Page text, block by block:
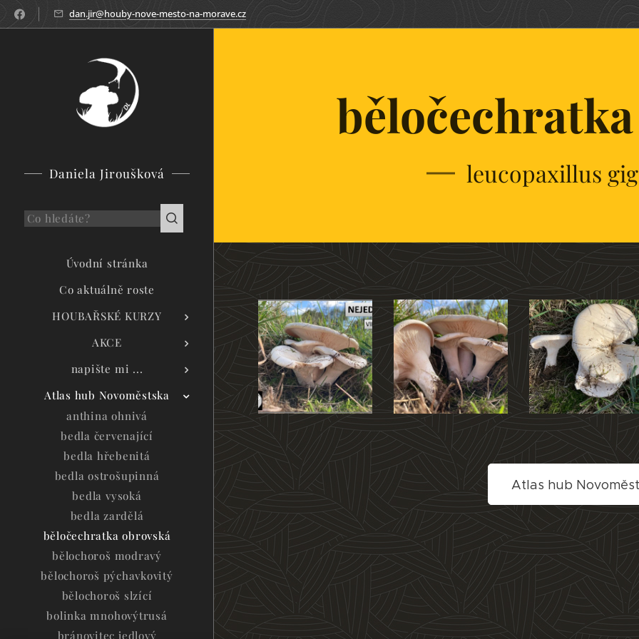
dan.jir@houby-nove-mesto-na-morave.cz
Daniela Jiroušková
Úvodní stránka
Co aktuálně roste
HOUBAŘSKÉ KURZY
AKCE
napište mi ...
Atlas hub Novoměstska
anthina ohnivá
bedla červenající
bedla hřebenitá
bedla ostrošupinná
bedla vysoká
bedla zardělá
běločechratka obrovská
bělochoroš modravý
bělochoroš pýchavkovitý
bělochoroš slzící
bolinka mnohovýtrusá
bránovitec jedlový
leucopaxillus
Atlas hub